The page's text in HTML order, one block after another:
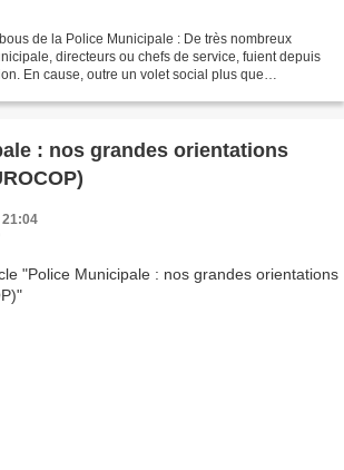
de la Police Municipale : De très nombreux
directeurs ou chefs de service, fuient depuis
En cause, outre un volet social plus que
: nos grandes orientations
21:04